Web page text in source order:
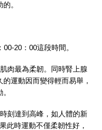
。
20：00這段時間。
最為柔韌。同時腎上腺
運動因而變得輕而易舉，
達到高峰，如人體的新
此時運動不僅柔韌性好，